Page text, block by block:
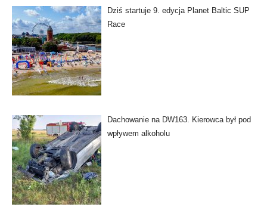
Dziś startuje 9. edycja Planet Baltic SUP
Race
Dachowanie na DW163. Kierowca był pod
wpływem alkoholu